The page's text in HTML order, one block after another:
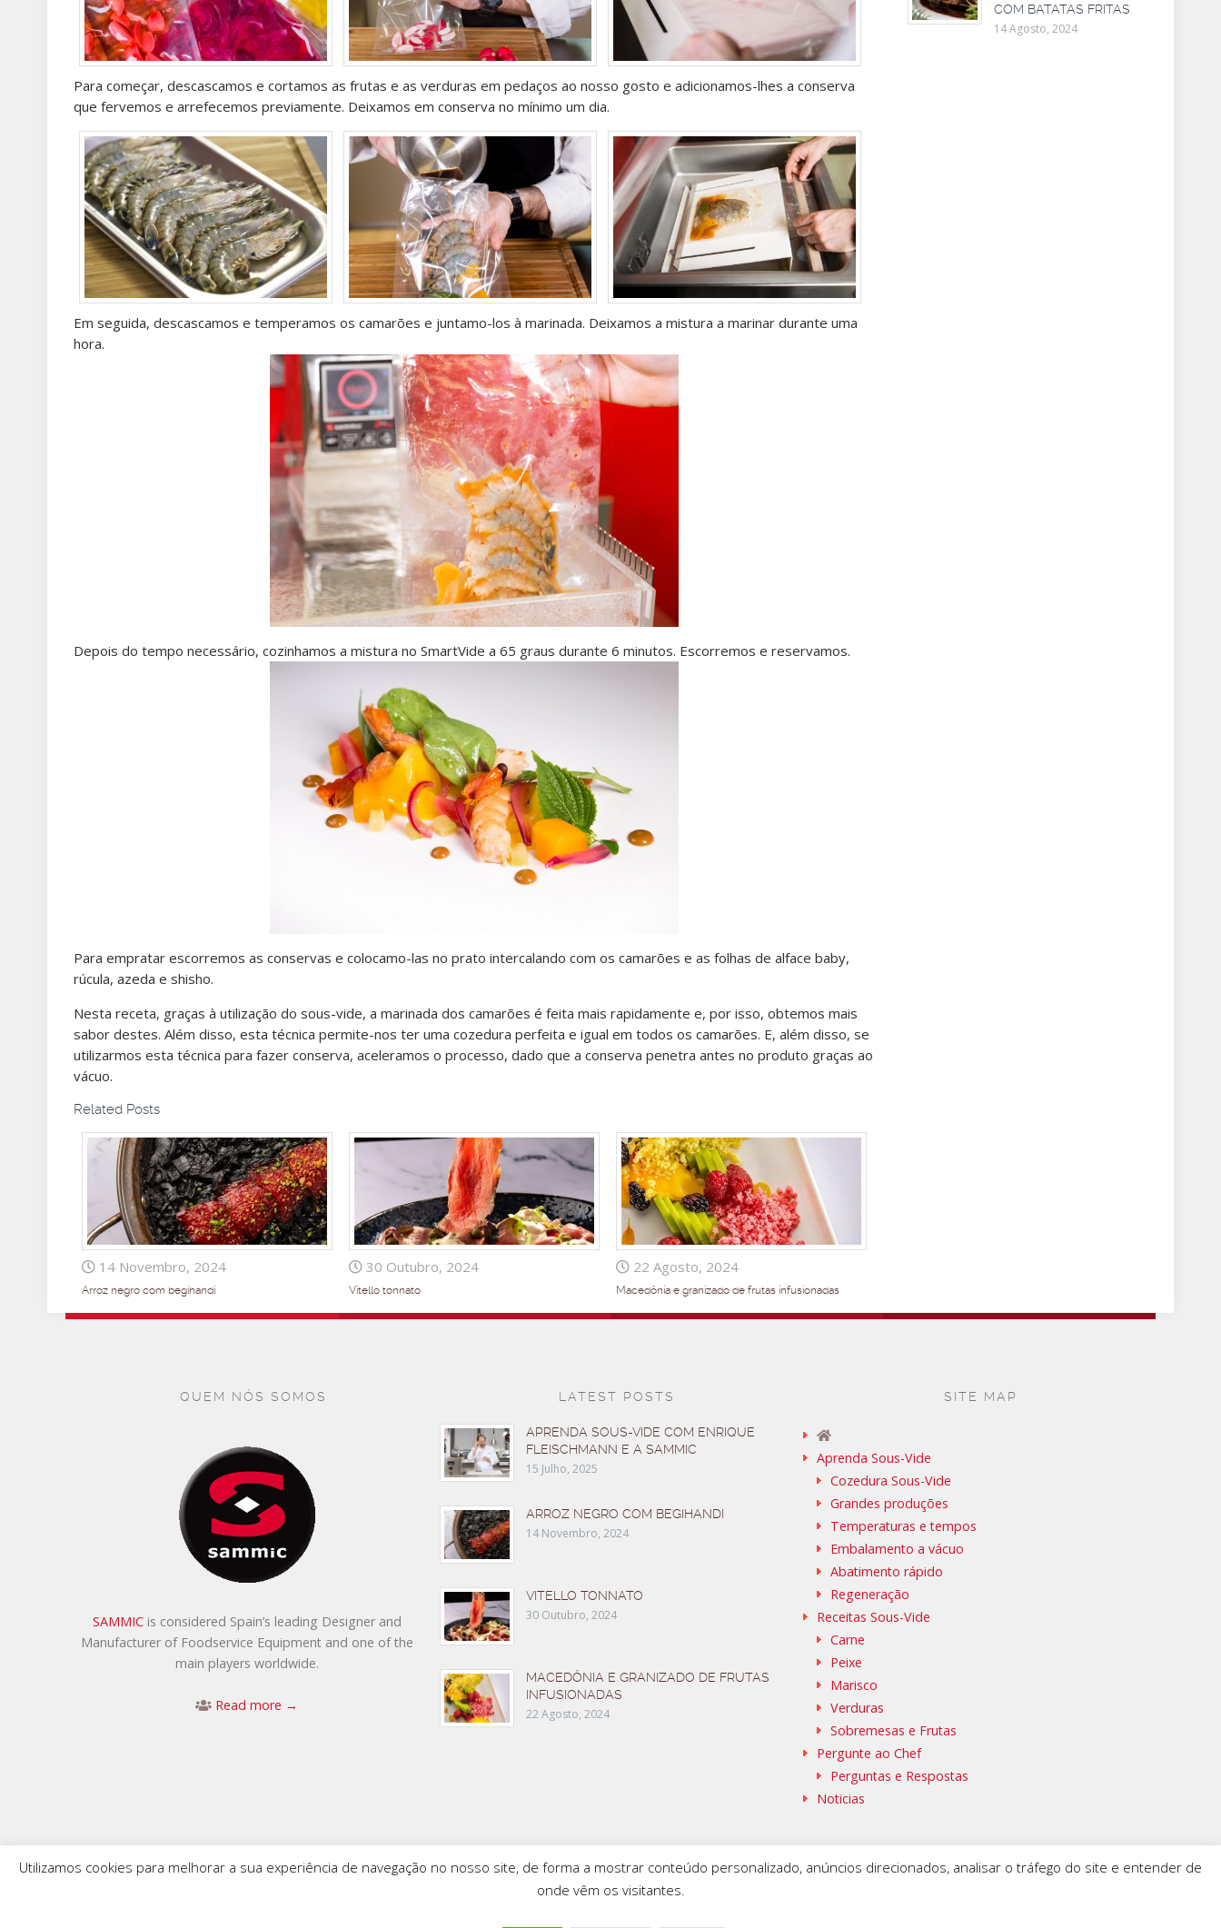
Para começar, descascamos e cortamos as frutas e as verduras em pedaços ao nosso gosto e adicionamos-lhes a conserva
que fervemos e arrefecemos previamente. Deixamos em conserva no mínimo um dia.
Em seguida, descascamos e temperamos os camarões e juntamo-los à marinada. Deixamos a mistura a marinar durante uma
hora.
Depois do tempo necessário, cozinhamos a mistura no SmartVide a 65 graus durante 6 minutos. Escorremos e reservamos.
Para empratar escorremos as conservas e colocamo-las no prato intercalando com os camarões e as folhas de alface baby,
rúcula, azeda e shisho.
Nesta receta, graças à utilização do sous-vide, a marinada dos camarões é feita mais rapidamente e, por isso, obtemos mais
sabor destes. Além disso, esta técnica permite-nos ter uma cozedura perfeita e igual em todos os camarões. E, além disso, se
utilizarmos esta técnica para fazer conserva, aceleramos o processo, dado que a conserva penetra antes no produto graças ao
vácuo.
Related Posts
14 Novembro, 2024
Arroz negro com begihandi
30 Outubro, 2024
Vitello tonnato
22 Agosto, 2024
Macedônia e granizado de frutas infusionadas
COM BATATAS FRITAS
14 Agosto, 2024
QUEM NÓS SOMOS
SAMMICis considered Spain’s leading Designer and
Manufacturer of Foodservice Equipment and one of the
main players worldwide.
Read more →
LATEST POSTS
APRENDA SOUS-VIDE COM ENRIQUE
FLEISCHMANN E A SAMMIC
15 Julho, 2025
ARROZ NEGRO COM BEGIHANDI
14 Novembro, 2024
VITELLO TONNATO
30 Outubro, 2024
MACEDÔNIA E GRANIZADO DE FRUTAS
INFUSIONADAS
22 Agosto, 2024
SITE MAP
Aprenda Sous-Vide
Cozedura Sous-Vide
Grandes produções
Temperaturas e tempos
Embalamento a vácuo
Abatimento rápido
Regeneração
Receitas Sous-Vide
Carne
Peixe
Marisco
Verduras
Sobremesas e Frutas
Pergunte ao Chef
Perguntas e Respostas
Noticias
BASQUESTAGE FLEISCHMANN’S COOKING GROUP
Utilizamos cookies para melhorar a sua experiência de navegação no nosso site, de forma a mostrar conteúdo personalizado, anúncios direcionados, analisar o tráfego do site e entender de
onde vêm os visitantes.